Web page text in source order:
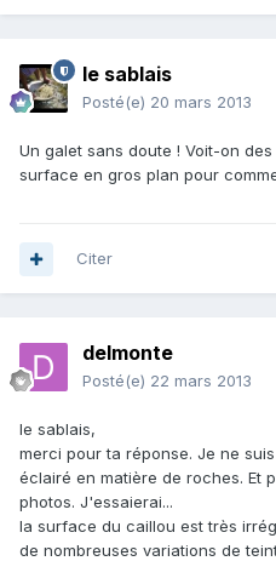
le sablais
Posté(e) 20 mars 2013
Un galet sans doute ! Voit-on
surface en gros plan pour
Citer
delmonte
Posté(e) 22 mars 2013
le sablais,
merci pour ta réponse. Je ne
éclairé en matière de roches. Et
photos. J'essaierai...
la surface du caillou est très
de nombreuses variations de